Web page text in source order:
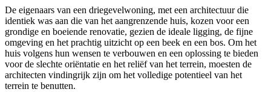
De eigenaars van een driegevelwoning, met een architectuur die
identiek was aan die van het aangrenzende huis, kozen voor een
grondige en boeiende renovatie, gezien de ideale ligging, de fijne
omgeving en het prachtig uitzicht op een beek en een bos. Om het
huis volgens hun wensen te verbouwen en een oplossing te bieden
voor de slechte oriëntatie en het reliëf van het terrein, moesten de
architecten vindingrijk zijn om het volledige potentieel van het
terrein te benutten.